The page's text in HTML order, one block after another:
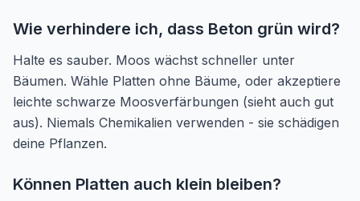
Wie verhindere ich, dass Beton grün wird?
Halte es sauber. Moos wächst schneller unter
Bäumen. Wähle Platten ohne Bäume, oder akzeptiere
leichte schwarze Moosverfärbungen (sieht auch gut
aus). Niemals Chemikalien verwenden - sie schädigen
deine Pflanzen.
Können Platten auch klein bleiben?